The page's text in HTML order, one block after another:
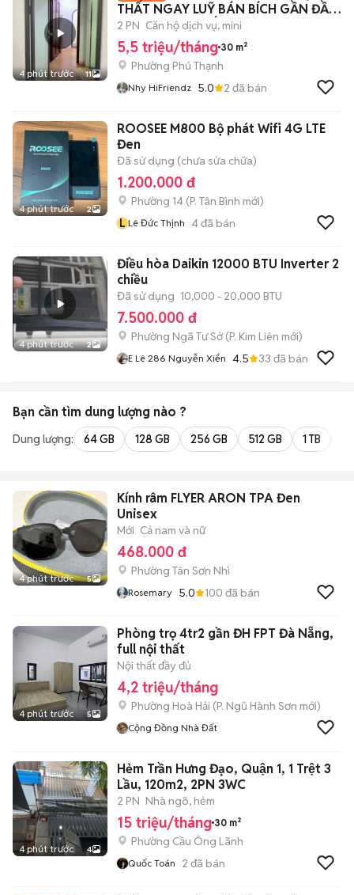
4 phút trước 11
THẤT NGAY LUỸ BÁN BÍCH GẦN ĐẦM
SEN, ĐH VĂN HIẾN
2 PN Căn hộ dịch vụ, mini
5,5 triệu/tháng 30 m²
Phường Phú Thạnh
Nhy HiFriendz 5.0 2 đã bán
4 phút trước 2
ROOSEE M800 Bộ phát Wifi 4G LTE
Đen
Đã sử dụng (chưa sửa chữa)
1.200.000 đ
Phường 14 (P. Tân Bình mới)
L Lê Đức Thịnh 4đã bán
4 phút trước 2
Điều hòa Daikin 12000 BTU Inverter 2
chiều
Đã sử dụng 10,000 - 20,000 BTU
7.500.000 đ
Phường Ngã Tư Sở(P. Kim Liên mới)
E Lê 286 Nguyễn Xiển 4.5 33 đã bán
Bạn cần tìm dung lượng nào ?
Dung lượng: 64 GB 128 GB 256 GB 512 GB 1 TB
4 phút trước 5
Kính râm FLYER ARON TPA Đen
Unisex
Mới Cả nam và nữ
468.000 đ
Phường Tân Sơn Nhì
Rosemary 5.0 100 đã bán
4 phút trước 5
Phòng trọ 4tr2 gần ĐH FPT Đà Nẵng,
full nội thất
Nội thất đầy đủ
4,2 triệu/tháng
Phường Hoà Hải (P. Ngũ Hành Sơn mới)
Cộng Đồng Nhà Đất
4 phút trước 4
Hẻm Trần Hưng Đạo, Quận 1, 1 Trệt 3
Lầu, 120m2, 2PN 3WC
2 PN Nhà ngõ, hẻm
15 triệu/tháng 30 m²
Phường Cầu Ông Lãnh
Quốc Toán 2 đã bán